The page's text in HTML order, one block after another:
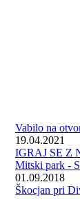
Vabilo na
19.04.2021
IGRAJ SE Z
Mitski park -
01.09.2018
Škocjan pri